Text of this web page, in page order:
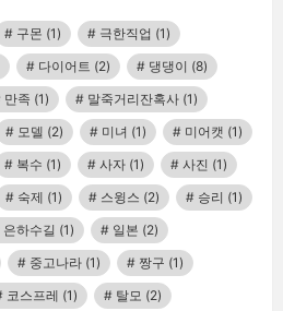
구몬 (1) 극한직업 (1)
다이어트 (2) 댕댕이 (8)
만족 (1) 말죽거리잔혹사 (1)
모델 (2) 미녀 (1) 미어캣 (1)
복수 (1) 사자 (1) 사진 (1)
숙제 (1) 스윙스 (2) 승리 (1)
은하수길 (1) 일본 (2)
중고나라 (1) 짱구 (1)
코스프레 (1) 탈모 (2)